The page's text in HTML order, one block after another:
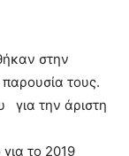
στην
τους.
για την άριστη
το 2019